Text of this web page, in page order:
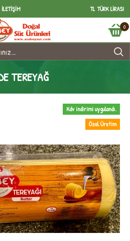
İLETIŞIM TL TÜRK LIRASI
0
TEREYAĞ
Özel Üretim
Kdv indirimi uygulandı.